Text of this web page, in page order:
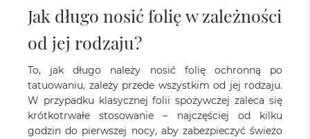
Jak długo nosić folię w zależności
od jej rodzaju?
To, jak długo należy nosić folię ochronną po
tatuowaniu, zależy przede wszystkim od jej rodzaju.
W przypadku klasycznej folii spożywczej zaleca się
krótkotrwałe stosowanie – najczęściej od kilku
godzin do pierwszej nocy, aby zabezpieczyć świeżo